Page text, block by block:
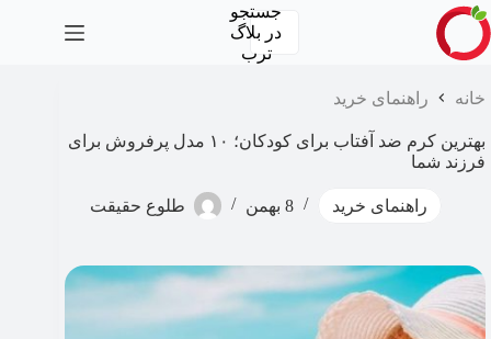
پرش
به
محتوا
جستجو
در بلاگ
ترب
خانه راهنمای خرید
بهترین کرم ضد آفتاب برای کودکان؛ ۱۰ مدل پرفروش برای
فرزند شما
راهنمای خرید 8 بهمن طلوع حقیقت